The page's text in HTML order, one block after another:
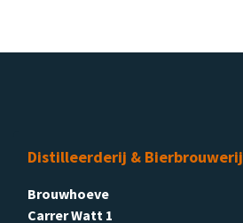
Distilleerderij & Bierbrouwerij
Brouwhoeve
Carrer Watt 1